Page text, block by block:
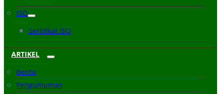
ISO
Sertifikat ISO
ARTIKEL
Berita
Pengumuman